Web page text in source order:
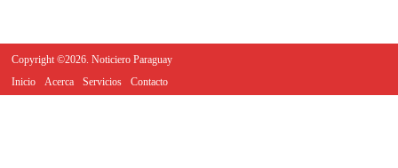
Copyright ©2026. Noticiero Paraguay
Inicio
Acerca Servicios Contacto